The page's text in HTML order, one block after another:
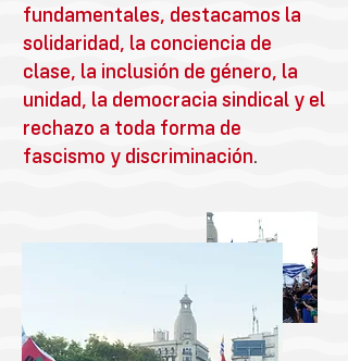
fundamentales, destacamos la
solidaridad, la conciencia de
clase, la inclusión de género, la
unidad, la democracia sindical y el
rechazo a toda forma de
fascismo y discriminación.